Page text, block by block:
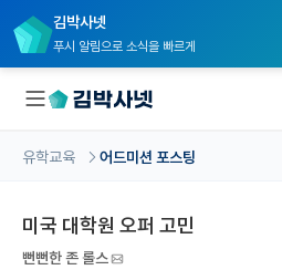
김박사넷
푸시 알림으로 소식을 빠르게
국내대학원 정보
유학교육 어드미션 포스팅
미국 대학원 오퍼 고민
뻔뻔한 존 롤스